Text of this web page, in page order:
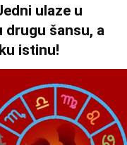
ulaze u
drugu šansu, a
istinu!